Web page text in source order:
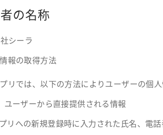
の名称
シーラ
報の取得方法
リでは、以下の方法によりユーザーの個
ユーザーから直接提供される情報
リへの新規登録時に入力された氏名、電